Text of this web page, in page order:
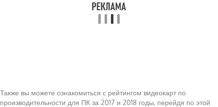
Также вы можете ознакомиться с рейтингом видеокарт по
производительности для ПК за 2017 и 2018 годы, перейдя по этой